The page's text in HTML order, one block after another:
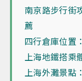
南京路步行街
薦
四行倉庫位置
上海地鐵搭乘
上海外灘景點